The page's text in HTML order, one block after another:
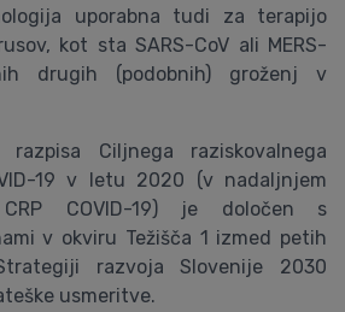
uporabna tudi za terapijo
kot sta SARS-CoV ali MERS-
drugih (podobnih) groženj v
Ciljnega raziskovalnega
19 v letu 2020 (v nadaljnjem
COVID-19) je določen s
v okviru Težišča 1 izmed petih
razvoja Slovenije 2030
usmeritve.